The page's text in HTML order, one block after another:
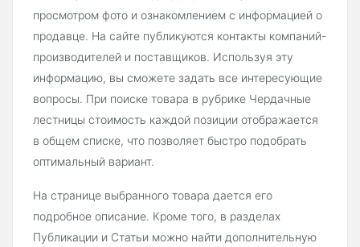
просмотром фото и ознакомлением с информацией о
продавце. На сайте публикуются контакты компаний-
производителей и поставщиков. Используя эту
информацию, вы сможете задать все интересующие
вопросы. При поиске товара в рубрике Чердачные
лестницы стоимость каждой позиции отображается
в общем списке, что позволяет быстро подобрать
оптимальный вариант.
На странице выбранного товара дается его
подробное описание. Кроме того, в разделах
Публикации и Статьи можно найти дополнительную